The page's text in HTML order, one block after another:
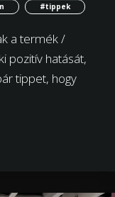
#tippek
a termék /
pozitív hatását,
tippet, hogy